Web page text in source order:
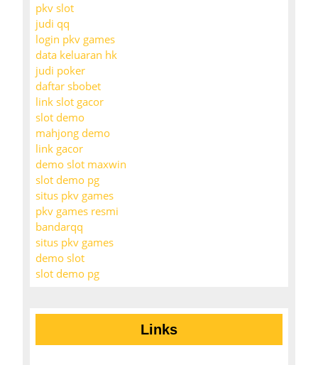
pkv slot
judi qq
login pkv games
data keluaran hk
judi poker
daftar sbobet
link slot gacor
slot demo
mahjong demo
link gacor
demo slot maxwin
slot demo pg
situs pkv games
pkv games resmi
bandarqq
situs pkv games
demo slot
slot demo pg
Links